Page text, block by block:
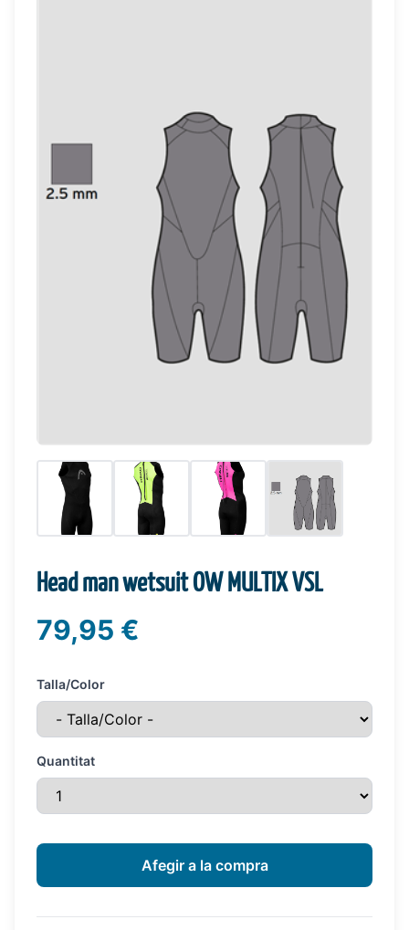
Head man wetsuit OW MULTIX VSL
79,95 €
Talla/Color
Quantitat